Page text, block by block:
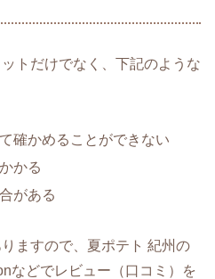
トだけでなく、下記のような
確かめることができない
かる
がある
ますので、夏ポテト 紀州の
などでレビュー（口コミ）を